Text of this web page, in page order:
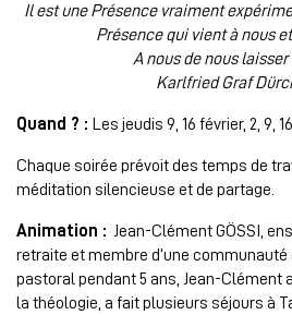
Il est une Présence vraiment
Présence qui vient à nous
A nous de nous laisser
Karlfried Graf
Quand ? : Les jeudis 9, 16 février, 2, 9,
Chaque soirée prévoit des temps de
méditation silencieuse et de partage.
Animation : Jean-Clément GÖSSI,
retraite et membre d’une
pastoral pendant 5 ans, Jean-Clément
la théologie, a fait plusieurs séjours à